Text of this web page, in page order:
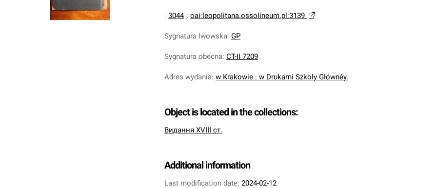
: 3044 ; oai:leopolitana.ossolineum.pl:3139
Sygnatura lwowska: GP
Sygnatura obecna: CT-II 7209
Adres wydania: w Krakowie : w Drukarni Szkoły Głównéy.
Object is located in the collections:
Видання XVIII ст.
Additional information
Last modification date: 2024-02-12